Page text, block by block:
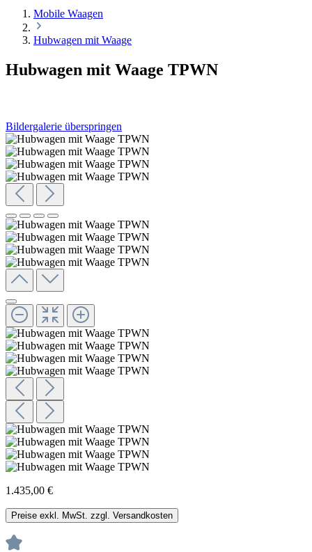
Mobile Waagen
Hubwagen mit Waage
Hubwagen mit Waage TPWN
Bildergalerie überspringen
1.435,00 €
Preise exkl. MwSt. zzgl. Versandkosten